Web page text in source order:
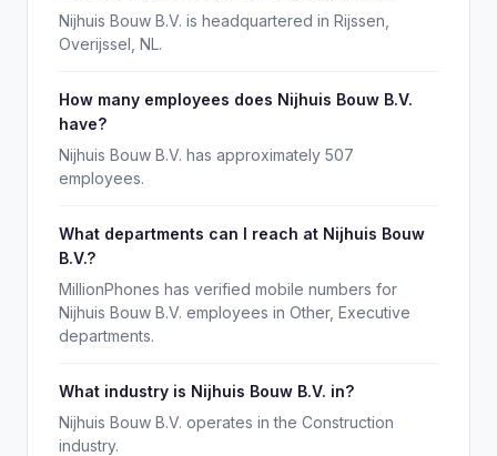
Nijhuis Bouw B.V. is headquartered in Rijssen,
Overijssel, NL.
How many employees does Nijhuis Bouw B.V.
have?
Nijhuis Bouw B.V. has approximately 507
employees.
What departments can I reach at Nijhuis Bouw
B.V.?
MillionPhones has verified mobile numbers for
Nijhuis Bouw B.V. employees in Other, Executive
departments.
What industry is Nijhuis Bouw B.V. in?
Nijhuis Bouw B.V. operates in the Construction
industry.